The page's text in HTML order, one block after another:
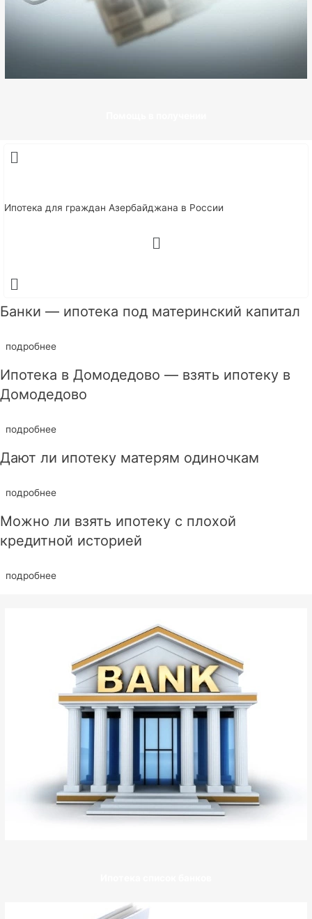
Ипотека для граждан Азербайджана в России
Банки — ипотека под материнский капитал
подробнее
Ипотека в Домодедово — взять ипотеку в
Домодедово
подробнее
Дают ли ипотеку матерям одиночкам
подробнее
Можно ли взять ипотеку с плохой
кредитной историей
подробнее